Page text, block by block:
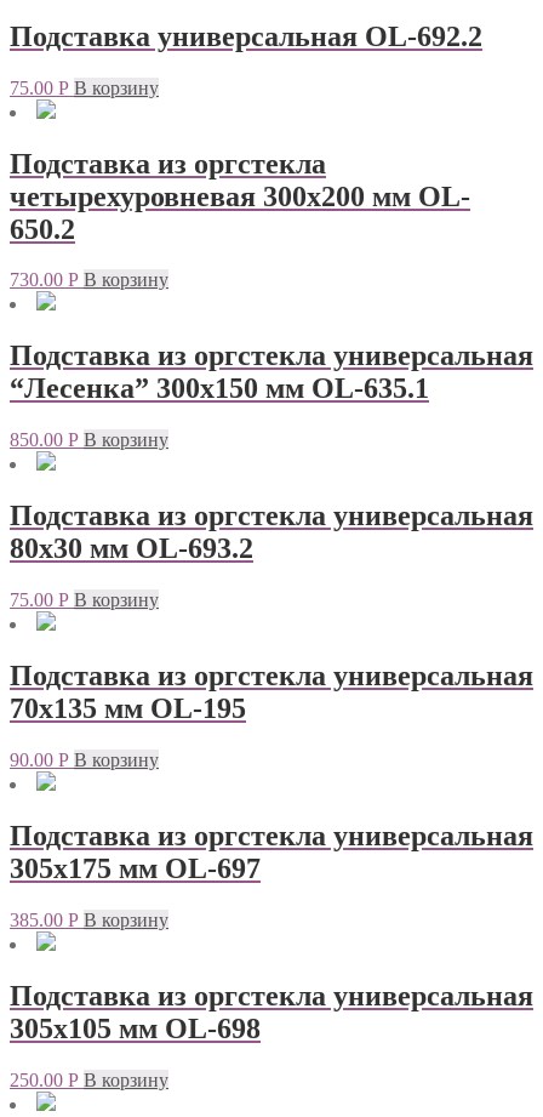
Подставка универсальная OL-692.2
75.00 Р В корзину
Подставка из оргстекла
четырехуровневая 300х200 мм OL-
650.2
730.00 Р В корзину
Подставка из оргстекла универсальная
“Лесенка” 300х150 мм OL-635.1
850.00 Р В корзину
Подставка из оргстекла универсальная
80х30 мм OL-693.2
75.00 Р В корзину
Подставка из оргстекла универсальная
70х135 мм OL-195
90.00 Р В корзину
Подставка из оргстекла универсальная
305х175 мм OL-697
385.00 Р В корзину
Подставка из оргстекла универсальная
305х105 мм OL-698
250.00 Р В корзину